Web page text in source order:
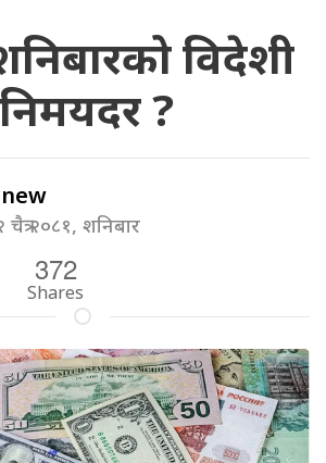
विदेशी
?
चैत्र २०८१, शनिबार
372
Shares